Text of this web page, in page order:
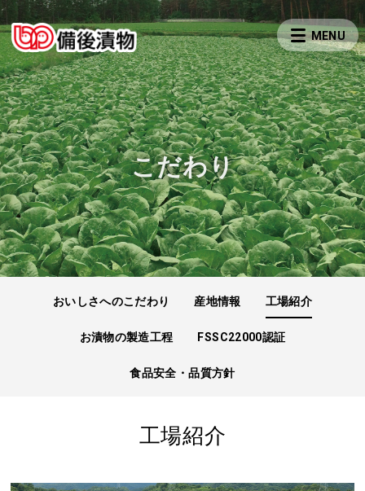
こだわり
おいしさへのこだわり 産地情報 工場紹介
お漬物の製造工程 FSSC22000認証
食品安全・品質方針
工場紹介